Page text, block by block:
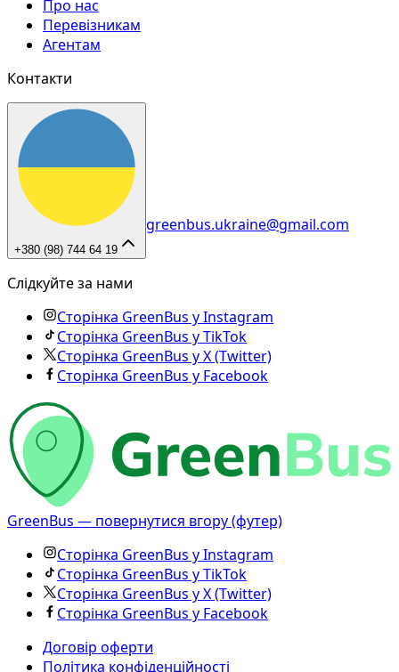
Про нас
Перевізникам
Агентам
Контакти
+380 (98) 744 64 19
greenbus.ukraine@gmail.com
Слідкуйте за нами
Сторінка GreenBus у Instagram
Сторінка GreenBus у TikTok
Сторінка GreenBus у X (Twitter)
Сторінка GreenBus у Facebook
GreenBus — повернутися вгору (футер)
Сторінка GreenBus у Instagram
Сторінка GreenBus у TikTok
Сторінка GreenBus у X (Twitter)
Сторінка GreenBus у Facebook
Договір оферти
Політика конфіденційності